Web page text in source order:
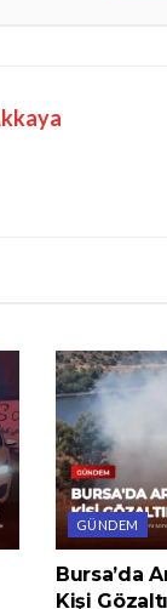
GÜNDEM
Bursa’da
Kişi